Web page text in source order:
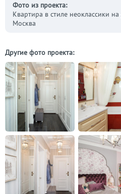
Фото из проекта:
Квартира в стиле неоклассики
Москва
Другие фото проекта: